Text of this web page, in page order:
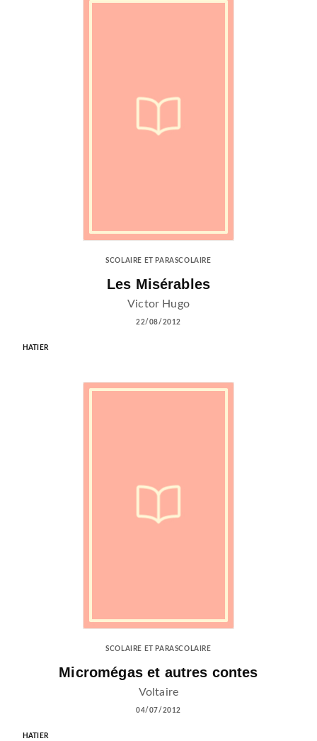
SCOLAIRE ET PARASCOLAIRE
Les Misérables
Victor Hugo
22/08/2012
HATIER
SCOLAIRE ET PARASCOLAIRE
Micromégas et autres contes
Voltaire
04/07/2012
HATIER